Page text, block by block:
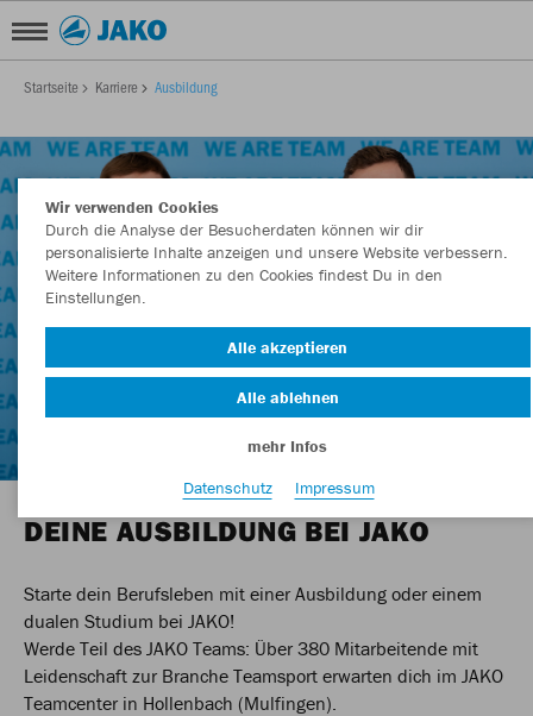
Startseite Karriere Ausbildung
DEINE AUSBILDUNG BEI JAKO
Starte dein Berufsleben mit einer Ausbildung oder einem
dualen Studium bei JAKO!
Werde Teil des JAKO Teams: Über 380 Mitarbeitende mit
Leidenschaft zur Branche Teamsport erwarten dich im JAKO
Teamcenter in Hollenbach (Mulfingen).
Wir verwenden Cookies
Durch die Analyse der Besucherdaten können wir dir
personalisierte Inhalte anzeigen und unsere Website verbessern.
Weitere Informationen zu den Cookies findest Du in den
Einstellungen.
Alle akzeptieren
Alle ablehnen
mehr Infos
Datenschutz
Impressum